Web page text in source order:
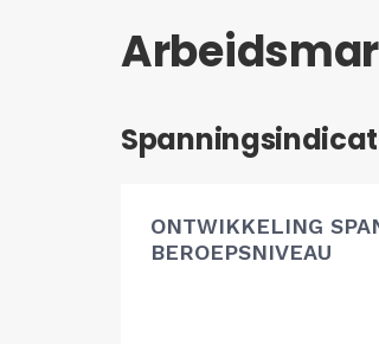
ONTWIKKELING
BEROEPSNIVEAU